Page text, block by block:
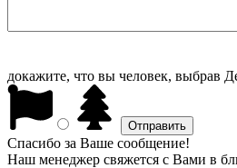
докажите, что вы человек, выбрав
Спасибо за Ваше сообщение!
Наш менеджер свяжется с Вами в